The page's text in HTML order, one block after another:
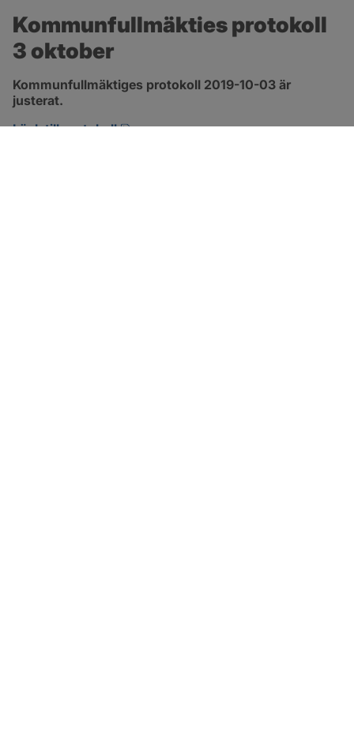
Kommunfullmäkties protokoll
3 oktober
Kommunfullmäktiges protokoll 2019-10-03 är
justerat.
Länk till protokoll
pdf, 309.7 kB, öppnas i nytt fönster.